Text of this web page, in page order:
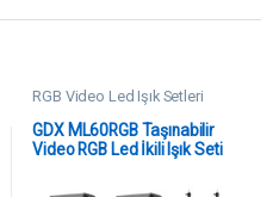
RGB Video Led Işık Setleri
GDX ML60RGB Taşınabilir
Video RGB Led İkili Işık Seti